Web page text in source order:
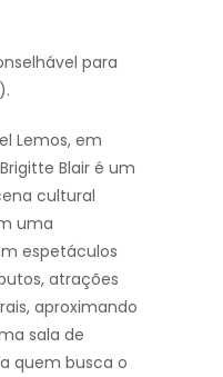
para
Lemos, em
Blair é um
cultural
uma
espetáculos
atrações
aproximando
sala de
quem busca o